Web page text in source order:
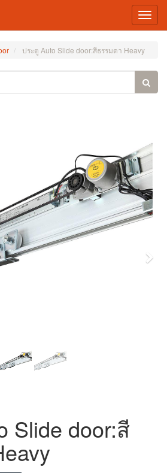
ประตู Auto Slide door:สีธรรมดา Heavy
Slide door:สี